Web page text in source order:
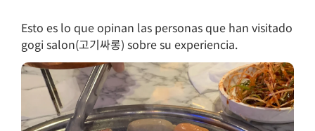
Esto es lo que opinan las personas que han visitado
gogi salon(고기싸롱) sobre su experiencia.